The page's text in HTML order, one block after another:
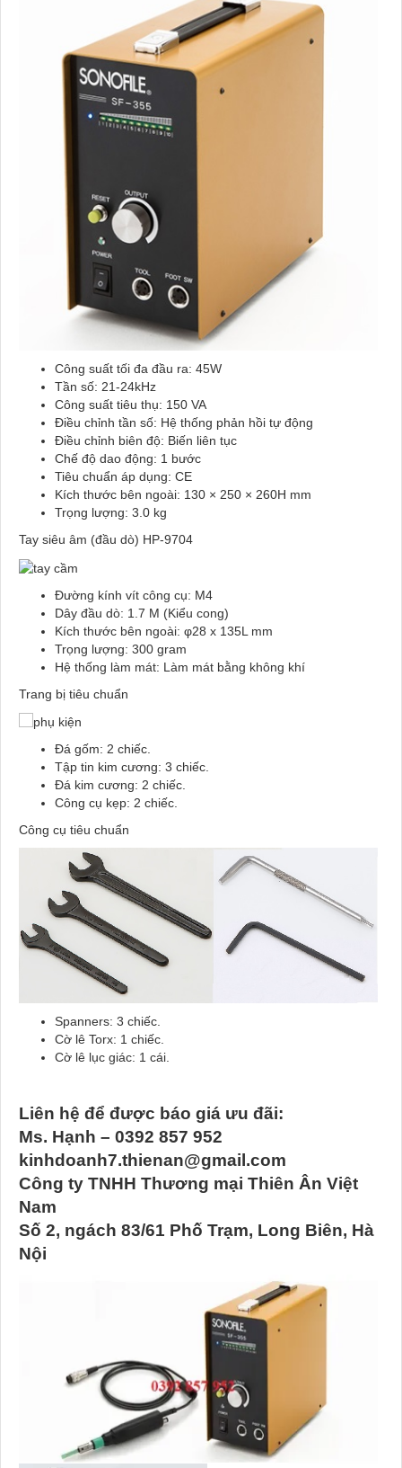
Công suất tối đa đầu ra: 45W
Tần số: 21-24kHz
Công suất tiêu thụ: 150 VA
Điều chỉnh tần số: Hệ thống phản hồi tự động
Điều chỉnh biên độ: Biến liên tục
Chế độ dao động: 1 bước
Tiêu chuẩn áp dụng: CE
Kích thước bên ngoài: 130 × 250 × 260H mm
Trọng lượng: 3.0 kg
Tay siêu âm (đầu dò) HP-9704
Đường kính vít công cụ: M4
Dây đầu dò: 1.7 M (Kiểu cong)
Kích thước bên ngoài: φ28 x 135L mm
Trọng lượng: 300 gram
Hệ thống làm mát: Làm mát bằng không khí
Trang bị tiêu chuẩn
Đá gốm: 2 chiếc.
Tập tin kim cương: 3 chiếc.
Đá kim cương: 2 chiếc.
Công cụ kẹp: 2 chiếc.
Công cụ tiêu chuẩn
Spanners: 3 chiếc.
Cờ lê Torx: 1 chiếc.
Cờ lê lục giác: 1 cái.
Liên hệ để được báo giá ưu đãi:
Ms. Hạnh – 0392 857 952
kinhdoanh7.thienan@gmail.com
Công ty TNHH Thương mại Thiên Ân Việt
Nam
Số 2, ngách 83/61 Phố Trạm, Long Biên, Hà
Nội